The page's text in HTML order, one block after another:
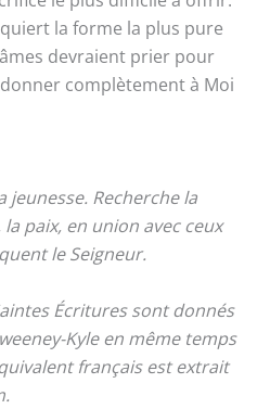
la forme la plus pure
devraient prier pour
complètement à Moi
jeunesse. Recherche la
paix, en union avec ceux
le Seigneur.
Écritures sont donnés
Kyle en même temps
français est extrait